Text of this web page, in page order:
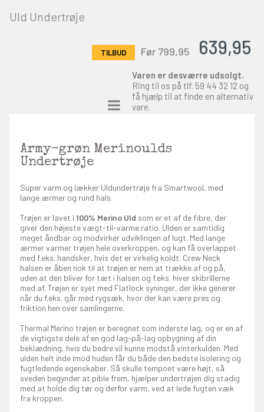
Uld Undertrøje
639,95
Før 799,95
Varen er desværre udsolgt.
Ring til os på tlf. 59 44 32 12 og
få hjælp til at finde en alternativ
vare.
Army-grøn Merinoulds
Undertrøje
Super varm og lækker Uldundertrøje fra Smartwool, med
lange ærmer og rund hals.
Trøjen er lavet i 100% Merino Uld som er et af de fibre, der
giver den højeste vægt-til-varme ratio. Ulden er samtidig
meget åndbar og modvirker udviklingen af lugt. Med lange
ærmer varmer trøjen hele overkroppen, og kan få overlappet
med f.eks. handsker, hvis det er virkelig koldt. Crew Neck
halsen er åben nok til at trøjen er nem at trække af og på,
uden at den bliver for tæt i halsen og f.eks. hiver skibrillerne
med af. Trøjen er syet med Flatlock syninger, der ikke generer
når du f.eks. går med rygsæk, hvor der kan være pres og
friktion hen over samlingerne.
Thermal Merino trøjen er beregnet som inderste lag, og er en af
de vigtigste dele af en god lag-på-lag opbygning af din
beklædning, hvis du bedre vil kunne modstå vinterkulden. Med
ulden helt inde imod huden får du både den bedste isolering og
fugtledende egenskaber. Så skulle tempoet være højt, så
sveden begynder at pible frem, hjælper undertrøjen dig stadig
med at holde dig tør og derfor varm, ved at lede fugten væk
fra kroppen.